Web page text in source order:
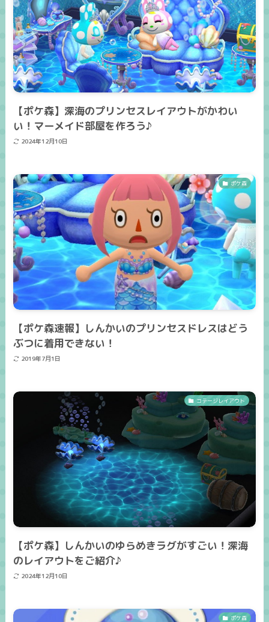
【ポケ森】深海のプリンセスレイアウトがかわい
い！マーメイド部屋を作ろう♪
2024年12月10日
ポケ森
【ポケ森速報】しんかいのプリンセスドレスはどう
ぶつに着用できない！
2019年7月1日
コテージレイアウト
【ポケ森】しんかいのゆらめきラグがすごい！深海
のレイアウトをご紹介♪
2024年12月10日
ポケ森